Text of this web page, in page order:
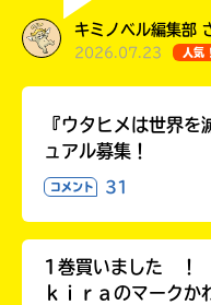
キミノベル編集部
2026.07.23 人気
『ウタヒメは世界
ュアル募集！
コメント 31
1巻買いました ！
ｋｉｒａのマークか